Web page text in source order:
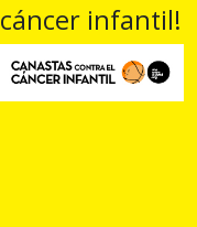
infantil!